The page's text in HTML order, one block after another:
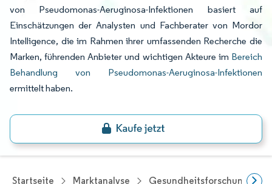
von Pseudomonas-Aeruginosa-Infektionen basiert auf
Einschätzungen der Analysten und Fachberater von Mordor
Intelligence, die im Rahmen ihrer umfassenden Recherche die
Marken, führenden Anbieter und wichtigen Akteure im Bereich
Behandlung von Pseudomonas-Aeruginosa-Infektionen
ermittelt haben.
Startseite Marktanalyse Gesundheitsforschung